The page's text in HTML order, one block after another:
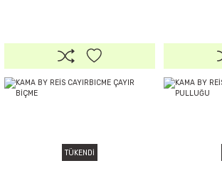
TÜKENDİ